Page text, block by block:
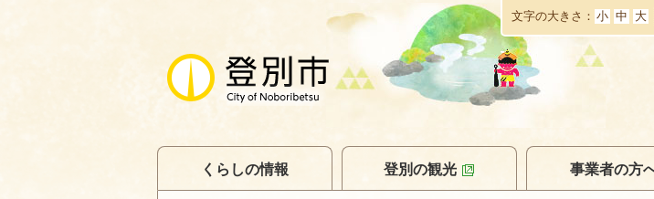
本
文
へ
移
動
文字の大きさ 小 中 大
くらしの情報 登別の観光 事業者の方